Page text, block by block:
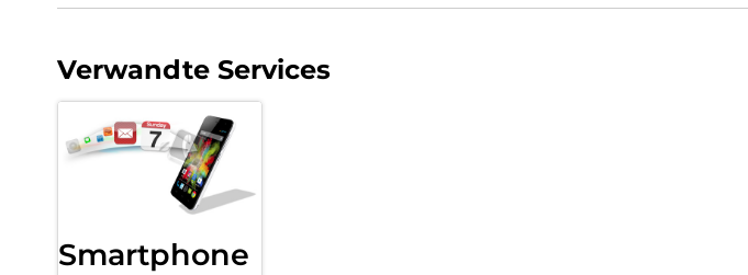
Verwandte Services
Smartphone